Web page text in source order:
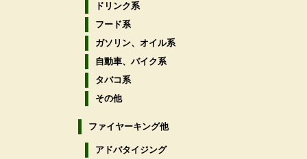
ドリンク系
フード系
ガソリン、オイル系
自動車、バイク系
タバコ系
その他
ファイヤーキング他
アドバタイジング